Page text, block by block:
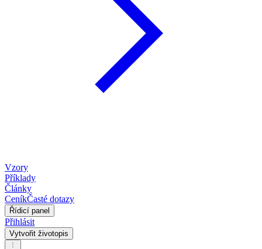
Vzory
Příklady
Články
CeníkČasté dotazy
Řídicí panel
Přihlásit
Vytvořit životopis